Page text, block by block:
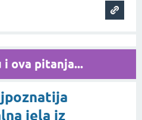
i ova pitanja...
jela iz